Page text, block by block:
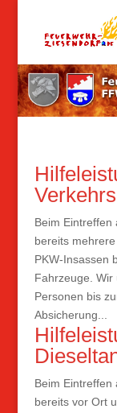
Beim Eintreffen
bereits
PKW-Insassen
Fahrzeuge.
Personen bis
Absicherung...
Beim Eintreffen
bereits vor Ort